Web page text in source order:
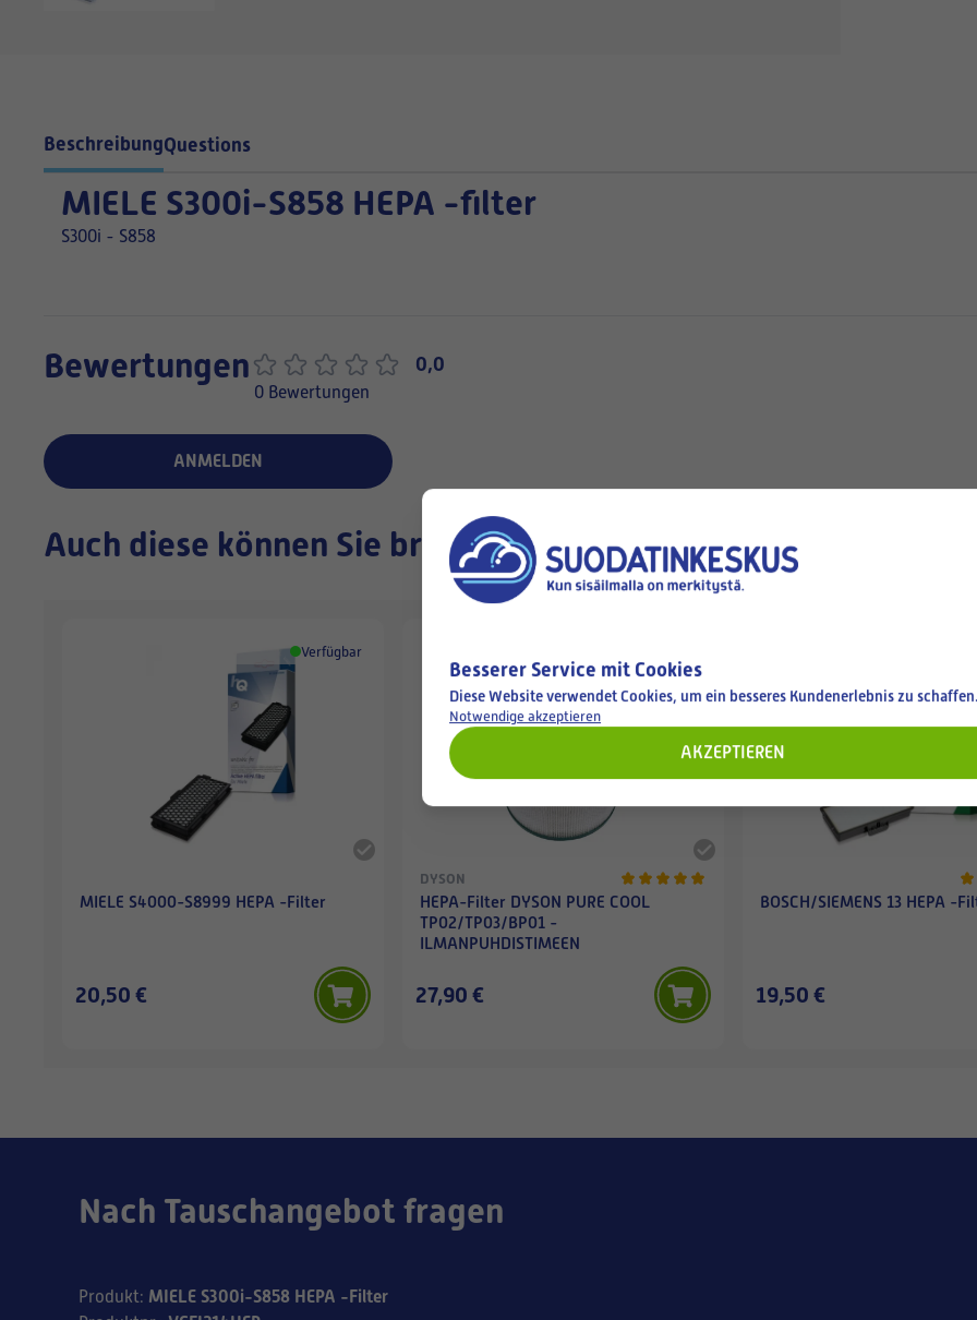
BeschreibungQuestions
MIELE S300i-S858 HEPA -filter
S300i - S858
Bewertungen 0,0
0 Bewertungen
ANMELDEN
Auch diese können Sie brauchen
Verfügbar
MIELE S4000-S8999 HEPA -Filter
20,50 €
DYSON
HEPA-Filter DYSON PURE COOL
TP02/TP03/BP01 -
ILMANPUHDISTIMEEN
27,90 €
BOSCH/SIEMENS 13 HEPA -
19,50 €
Nach Tauschangebot fragen
Produkt: MIELE S300i-S858 HEPA -Filter
Besserer Service mit Cookies
Diese Website verwendet Cookies, um ein besseres Kundenerlebnis zu schaffen.
Notwendige akzeptieren
AKZEPTIEREN